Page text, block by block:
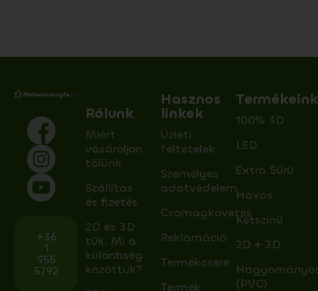
+36
1
955
5792
Rólunk
Miért
vásároljon
tőlünk
Szállítas
és fizetés
2D és 3D
tűk. Mi a
különbség
közöttük?
Hasznos
linkek
Üzleti
feltételek
Személyes
adatvédelem
Csomagkövetés
Reklamáció
Termékcsere
Termék
100% 3D
LED
Extra Sűrű
Havas
Kétszínű
2D + 3D
(PVC)